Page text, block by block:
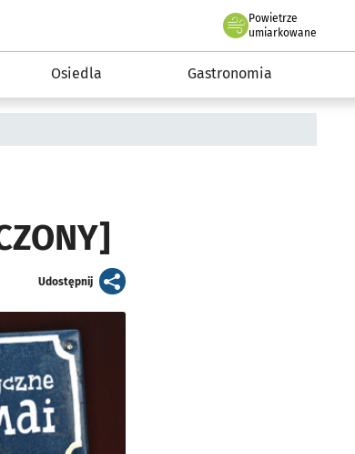
Powietrze
we Wrocławiu
umiarkowane
Osiedla Gastronomia
Udostępnijartykuł